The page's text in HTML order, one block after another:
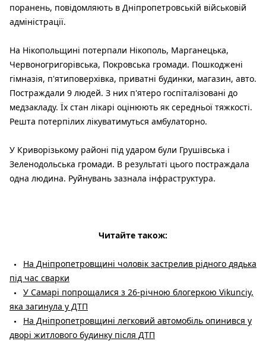
поранень, повідомляють в Дніпропетровській військовій
адміністрації.
На Нікопольщині потерпали Нікополь, Марганецька,
Червоногригорівська, Покровська громади. Пошкоджені
гімназія, п'ятиповерхівка, приватні будинки, магазин, авто.
Постраждали 9 людей. З них п'ятеро госпіталізовані до
медзакладу. Їх стан лікарі оцінюють як середньої тяжкості.
Решта потерпілих лікуватимуться амбулаторно.
У Криворізькому районі під ударом були Грушівська і
Зеленодольська громади. В результаті цього постраждала
одна людина. Руйнувань зазнала інфраструктура.
Читайте також:
На Дніпропетровщині чоловік застрелив рідного дядька
під час сварки
У Самарі попрощалися з 26-річною блогеркою Vikunciy,
яка загинула у ДТП
На Дніпропетровщині легковий автомобіль опинився у
дворі житлового будинку після ДТП